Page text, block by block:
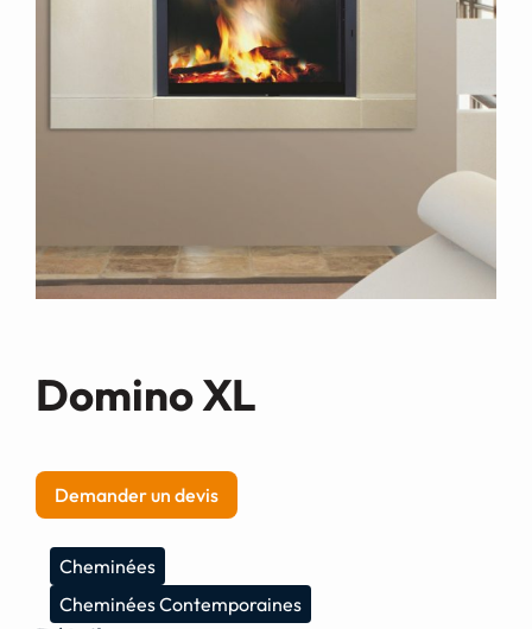
Demande de devis
Domino XL
Demander un devis
Cheminées
Cheminées Contemporaines